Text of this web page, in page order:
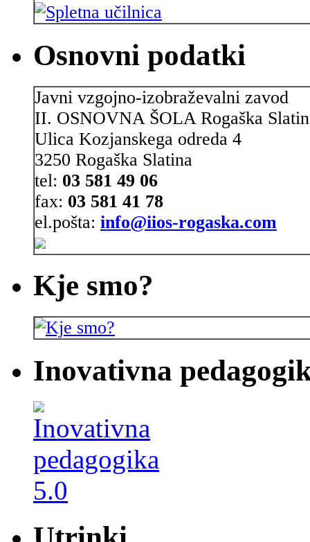
Osnovni podatki
Javni vzgojno-izobraževalni zavod
II. OSNOVNA ŠOLA Rogaška
Ulica Kozjanskega odreda 4
3250 Rogaška Slatina
tel: 03 581 49 06
fax: 03 581 41 78
el.pošta: info@iios-rogaska.com
Kje smo?
Inovativna